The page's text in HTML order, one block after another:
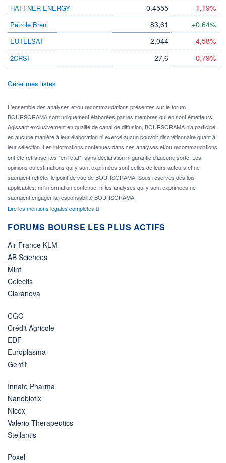
HAFFNER ENERGY 0,4555 -1,19%
Pétrole Brent 83,61 +0,64%
EUTELSAT 2,044 -4,58%
2CRSI 27,6 -0,79%
Gérer mes listes
L'ensemble des analyses et/ou recommandations présentes sur le forum
BOURSORAMA sont uniquement élaborées par les membres qui en sont émetteurs.
Agissant exclusivement en qualité de canal de diffusion, BOURSORAMA n'a participé
en aucune manière à leur élaboration ni exercé aucun pouvoir discrétionnaire quant à
leur sélection. Les informations contenues dans ces analyses et/ou recommandations
ont été retranscrites "en l'état", sans déclaration ni garantie d'aucune sorte. Les
opinions ou estimations qui y sont exprimées sont celles de leurs auteurs et ne
sauraient refléter le point de vue de BOURSORAMA. Sous réserves des lois
applicables, ni l'information contenue, ni les analyses qui y sont exprimées ne
sauraient engager la responsabilité BOURSORAMA.
Lire les mentions légales complètes
FORUMS BOURSE LES PLUS ACTIFS
Air France KLM
AB Sciences
Mint
Celectis
Claranova
CGG
Crédit Agricole
EDF
Europlasma
Genfit
Innate Pharma
Nanobiotix
Nicox
Valerio Therapeutics
Stellantis
Poxel